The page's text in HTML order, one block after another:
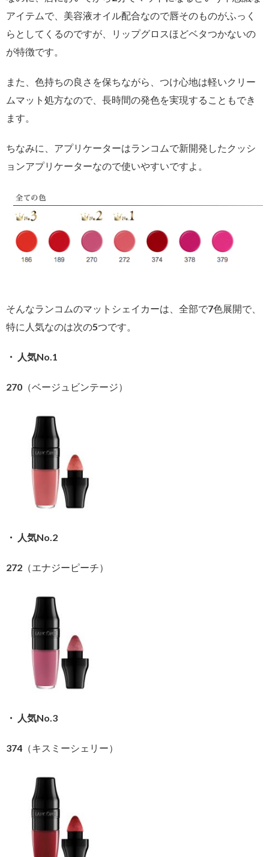
アイテムで、美容液オイル配合なので唇そのものがふっく
らとしてくるのですが、リップグロスほどベタつかないの
が特徴です。
また、色持ちの良さを保ちながら、つけ心地は軽いクリー
ムマット処方なので、長時間の発色を実現することもでき
ます。
ちなみに、アプリケーターはランコムで新開発したクッシ
ョンアプリケーターなので使いやすいですよ。
そんなランコムのマットシェイカーは、全部で7色展開で、
特に人気なのは次の5つです。
・ 人気No.1
270（ベージュビンテージ）
・ 人気No.2
272（エナジーピーチ）
・ 人気No.3
374（キスミーシェリー）